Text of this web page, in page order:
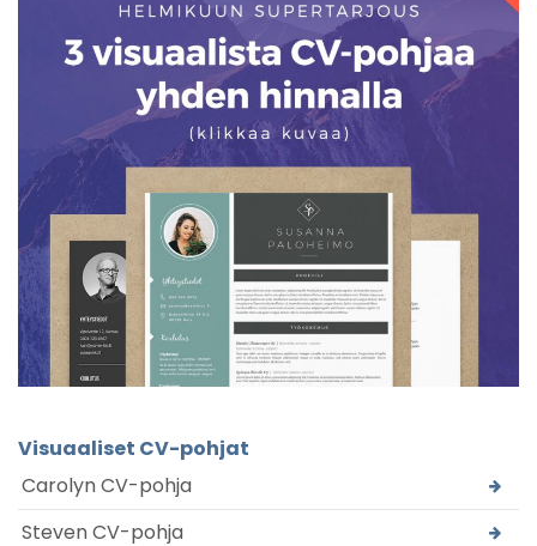
Visuaaliset CV-pohjat
Carolyn CV-pohja
Steven CV-pohja